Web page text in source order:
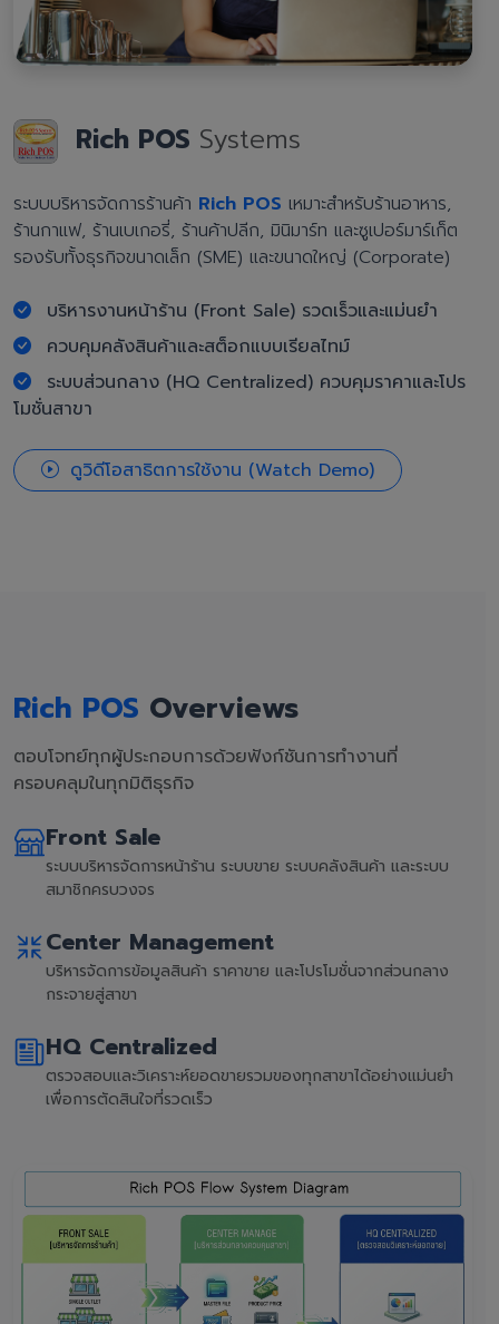
Rich POS Systems
ระบบบริหารจัดการร้านค้า Rich POS เหมาะสำหรับร้านอาหาร,
ร้านกาแฟ, ร้านเบเกอรี่, ร้านค้าปลีก, มินิมาร์ท และซูเปอร์มาร์เก็ต
รองรับทั้งธุรกิจขนาดเล็ก (SME) และขนาดใหญ่ (Corporate)
บริหารงานหน้าร้าน (Front Sale) รวดเร็วและแม่นยำ
ควบคุมคลังสินค้าและสต็อกแบบเรียลไทม์
ระบบส่วนกลาง (HQ Centralized) ควบคุมราคาและโปร
โมชั่นสาขา
ดูวิดีโอสาธิตการใช้งาน (Watch Demo)
Rich POS Overviews
ตอบโจทย์ทุกผู้ประกอบการด้วยฟังก์ชันการทำงานที่
ครอบคลุมในทุกมิติธุรกิจ
Front Sale
ระบบบริหารจัดการหน้าร้าน ระบบขาย ระบบคลังสินค้า และระบบ
สมาชิกครบวงจร
Center Management
บริหารจัดการข้อมูลสินค้า ราคาขาย และโปรโมชั่นจากส่วนกลาง
กระจายสู่สาขา
HQ Centralized
ตรวจสอบและวิเคราะห์ยอดขายรวมของทุกสาขาได้อย่างแม่นยำ
เพื่อการตัดสินใจที่รวดเร็ว